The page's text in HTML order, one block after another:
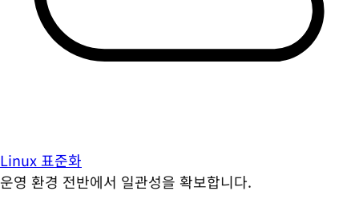
Linux 표준화
운영 환경 전반에서 일관성을 확보합니다.